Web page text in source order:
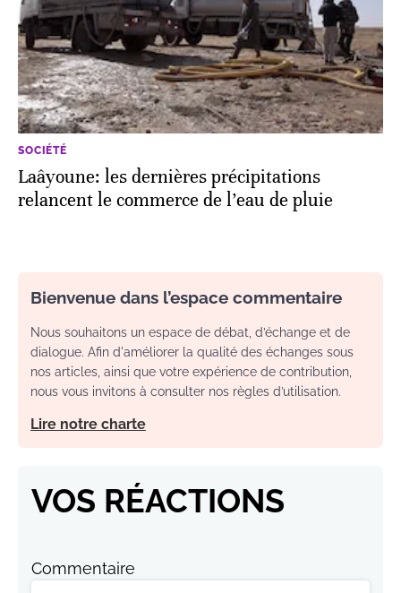
SOCIÉTÉ
Laâyoune: les dernières précipitations
relancent le commerce de l’eau de pluie
Bienvenue dans l’espace commentaire
Nous souhaitons un espace de débat, d’échange et de
dialogue. Afin d'améliorer la qualité des échanges sous
nos articles, ainsi que votre expérience de contribution,
nous vous invitons à consulter nos règles d’utilisation.
Lire notre charte
VOS RÉACTIONS
Commentaire